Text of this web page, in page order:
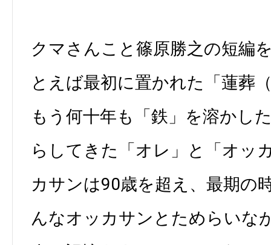
クマさんこと篠原勝之の短編
とえば最初に置かれた「蓮葬
もう何十年も「鉄」を溶かし
らしてきた「オレ」と「オッ
カサンは90歳を超え、最期の
んなオッカサンとためらいな